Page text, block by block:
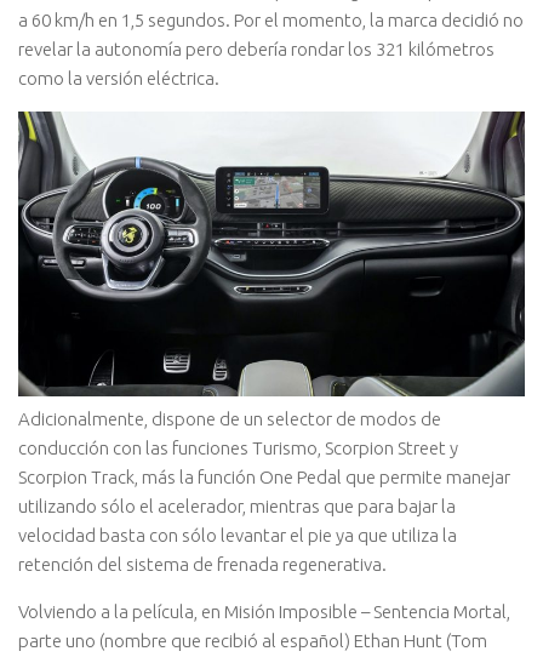
a 60 km/h en 1,5 segundos. Por el momento, la marca decidió no
revelar la autonomía pero debería rondar los 321 kilómetros
como la versión eléctrica.
Adicionalmente, dispone de un selector de modos de
conducción con las funciones Turismo, Scorpion Street y
Scorpion Track, más la función One Pedal que permite manejar
utilizando sólo el acelerador, mientras que para bajar la
velocidad basta con sólo levantar el pie ya que utiliza la
retención del sistema de frenada regenerativa.
Volviendo a la película, en Misión Imposible – Sentencia Mortal,
parte uno (nombre que recibió al español) Ethan Hunt (Tom